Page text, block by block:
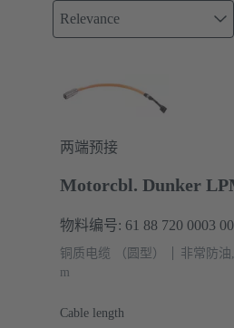
Relevance
两端预接
Motorcbl. Dunker
物料编号: 61 88 720 0003
铜质电缆 （圆型） 非常防油
m
Cable length